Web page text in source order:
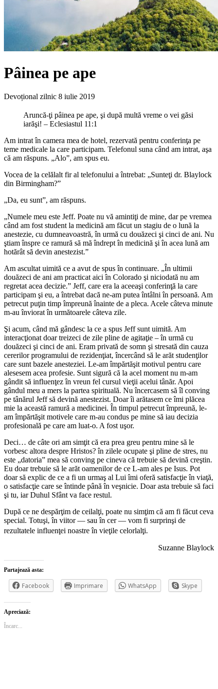
Pâinea pe ape
Devoțional zilnic 8 iulie 2019
Aruncă-ţi pâinea pe ape, şi după multă vreme o vei găsi
iarăşi! – Eclesiastul 11:1
Am intrat în camera mea de hotel, rezervată pentru conferinţa pe
teme medicale la care participam. Telefonul suna când am intrat, aşa
că am răspuns. „Alo”, am spus eu.
Vocea de la celălalt fir al telefonului a întrebat: „Sunteţi dr. Blaylock
din Birmingham?”
„Da, eu sunt”, am răspuns.
„Numele meu este Jeff. Poate nu vă amintiţi de mine, dar pe vremea
când am fost student la medicină am făcut un stagiu de o lună la
anestezie, cu dumneavoastră, în urmă cu douăzeci şi cinci de ani. Nu
ştiam înspre ce ramură să mă îndrept în medicină şi în acea lună am
hotărât să devin anestezist.”
Am ascultat uimită ce a avut de spus în continuare. „În ultimii
douăzeci de ani am practicat aici în Colorado şi niciodată nu am
regretat acea decizie.” Jeff, care era la aceeaşi conferinţă la care
participam şi eu, a întrebat dacă ne-am putea întâlni în persoană. Am
petrecut puţin timp împreună înainte de a pleca. Acele câteva minute
m-au înviorat în următoarele câteva zile.
Şi acum, când mă gândesc la ce a spus Jeff sunt uimită. Am
interacţionat doar treizeci de zile pline de agitaţie – în urmă cu
douăzeci şi cinci de ani. Eram privată de somn şi stresată din cauza
cererilor programului de rezidenţiat, încercând să le arăt studenţilor
care sunt bazele anesteziei. Le-am împărtăşit motivul pentru care
alesesem acea profesie. Sunt sigură că la acel moment nu m-am
gândit să influenţez în vreun fel cursul vieţii acelui tânăr. Apoi
gândul meu a mers la partea spirituală. Nu încercasem să îl conving
pe tânărul Jeff să devină anestezist. Doar îi arătasem ce îmi plăcea
mie la această ramură a medicinei. În timpul petrecut împreună, le-
am împărtăşit motivele care m-au condus pe mine să iau decizia
profesională pe care am luat-o. A fost uşor.
Deci… de câte ori am simţit că era prea greu pentru mine să le
vorbesc altora despre Hristos? în zilele ocupate şi pline de stres, nu
este „datoria” mea să conving pe cineva că trebuie să devină creştin.
Eu doar trebuie să le arăt oamenilor de ce L-am ales pe Isus. Pot
doar să explic de ce a fi un urmaş al Lui îmi oferă satisfacţie în viaţă,
o satisfacţie care se întinde până în veşnicie. Doar asta trebuie să faci
şi tu, iar Duhul Sfânt va face restul.
După ce ne despărţim de ceilalţi, poate nu simţim că am fi făcut ceva
special. Totuşi, în viitor — sau în cer — vom fi surprinşi de
rezultatele influenţei noastre în vieţile celorlalţi.
Suzanne Blaylock
Partajează asta:
Facebook Imprimare WhatsApp Skype
Apreciază:
Încarc...